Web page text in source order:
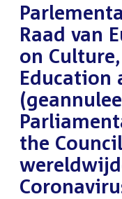
:
Raad van
on
Education
the